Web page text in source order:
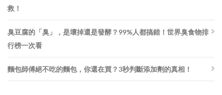
救！
臭豆腐的「臭」，是壞掉還是發酵？99%人都搞錯！世界臭食物排
行榜一次看
麵包師傅絕不吃的麵包，你還在買？3秒判斷添加劑的真相！